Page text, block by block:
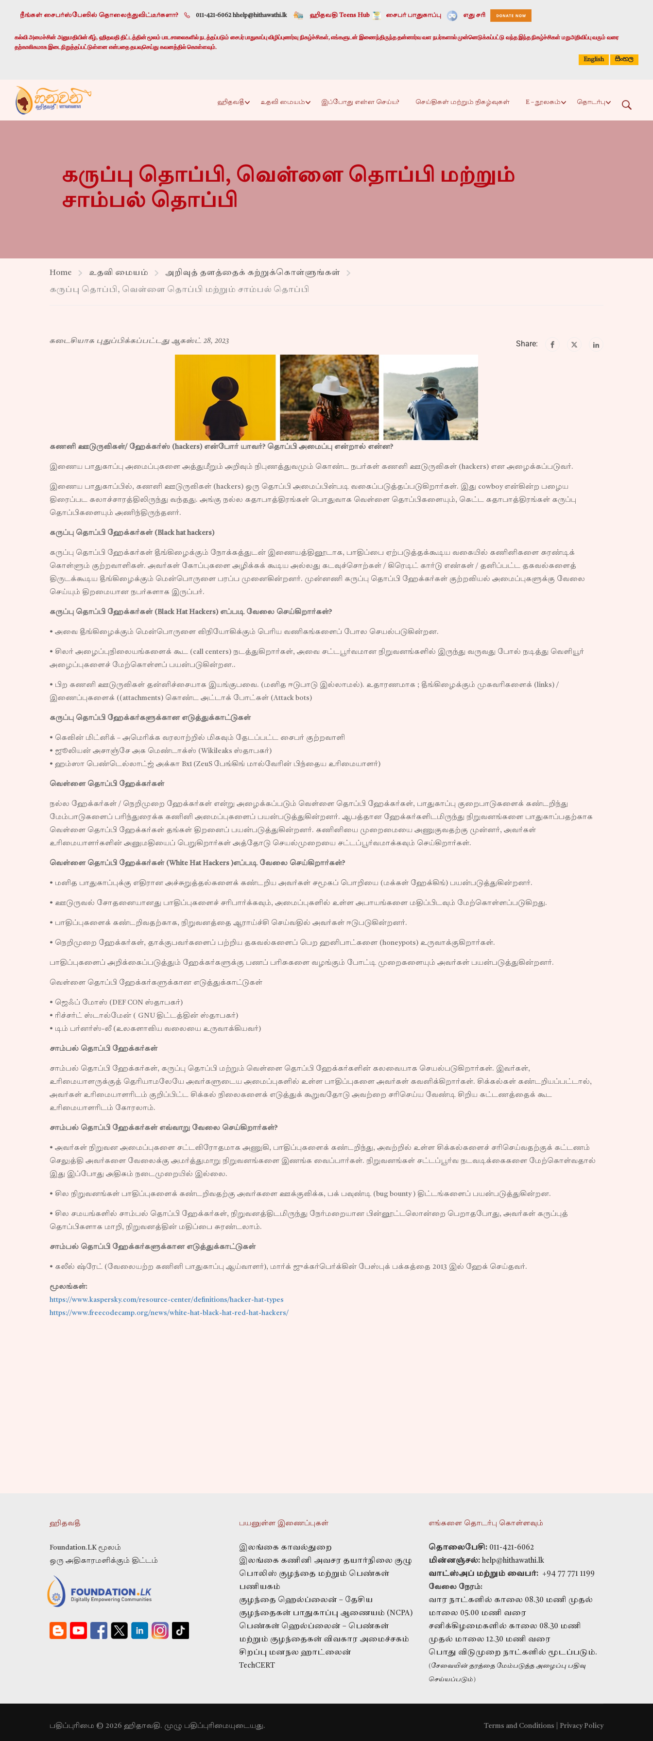
நீங்கள் சைபர்ஸ்பேஸில் தொலைந்துவிட்டீர்களா? 011-421-6062 hhelp@hithawathi.lk ஹிதவதி Teens Hub சைபர் பாதுகாப்பு எது சரி
கல்வி அமைச்சின் அனுமதியின் கீழ், ஹிதவதி திட்டத்தின் மூலம் பாடசாலைகளில் நடத்தப்படும் சைபர் பாதுகாப்பு விழிப்புணர்வு நிகழ்ச்சிகள், எங்களுடன் இணைந்திருந்த தன்னார்வ வள நபர்களால் முன்னெடுக்கப்பட்டு வந்த இந்த நிகழ்ச்சிகள் மறுஅறிவிப்பு வரும் வரை
தற்காலிகமாக இடைநிறுத்தப்பட்டுள்ளன என்பதை தயவுசெய்து கவனத்தில் கொள்ளவும்.
English සිංහල
ஹிதவதீ உதவி மையம் இப்போது என்ன செய்ய? செய்திகள் மற்றும் நிகழ்வுகள் E – நூலகம் தொடர்பு
கருப்பு தொப்பி, வெள்ளை தொப்பி மற்றும்
சாம்பல் தொப்பி
Home உதவி மையம் அறிவுத் தளத்தைக் கற்றுக்கொள்ளுங்கள்
கருப்பு தொப்பி, வெள்ளை தொப்பி மற்றும் சாம்பல் தொப்பி
Share:
கடைசியாக புதுப்பிக்கப்பட்டது ஆகஸ்ட் 28, 2023
கணனி ஊடுருவிகள்/ ஹேக்கர்ஸ் (hackers) என்போர் யாவர்? தொப்பி அமைப்பு என்றால் என்ன?
இணைய பாதுகாப்பு அமைப்புகளை அத்துமீறும் அறிவும் நிபுணத்துவமும் கொண்ட நபர்கள் கணனி ஊடுருவிகள் (hackers) என அழைக்கப்படுவர்.
இணைய பாதுகாப்பில், கணனி ஊடுருவிகள் (hackers) ஒரு தொப்பி அமைப்பின்படி வகைப்படுத்தப்படுகிறார்கள். இது cowboy என்கின்ற பழைய
திரைப்பட கலாச்சாரத்திலிருந்து வந்தது. அங்கு நல்ல கதாபாத்திரங்கள் பொதுவாக வெள்ளை தொப்பிகளையும், கெட்ட கதாபாத்திரங்கள் கருப்பு
தொப்பிகளையும் அணிந்திருந்தனர்.
கருப்பு தொப்பி ஹேக்கர்கள் (Black hat hackers)
கருப்பு தொப்பி ஹேக்கர்கள் தீங்கிழைக்கும் நோக்கத்துடன் இணையத்தினூடாக, பாதிப்பை ஏற்படுத்தக்கூடிய வகையில் கணினிகளை சுரண்டிக்
கொள்ளும் குற்றவாளிகள். அவர்கள் கோப்புகளை அழிக்கக் கூடிய அல்லது கடவுச்சொற்கள் / கிரெடிட் கார்டு எண்கள் / தனிப்பட்ட தகவல்களைத்
திருடக்கூடிய தீங்கிழைக்கும் மென்பொருளை பரப்ப முனைகின்றனர். முன்னணி கருப்பு தொப்பி ஹேக்கர்கள் குற்றவியல் அமைப்புகளுக்கு வேலை
செய்யும் திறமையான நபர்களாக இருப்பர்.
கருப்பு தொப்பி ஹேக்கர்கள் (Black Hat Hackers) எப்படி வேலை செய்கிறார்கள்?
• அவை தீங்கிழைக்கும் மென்பொருளை விநியோகிக்கும் பெரிய வணிகங்களைப் போல செயல்படுகின்றன.
• சிலர் அழைப்புநிலையங்களைக் கூட (call centers) நடத்துகிறார்கள், அவை சட்டபூர்வமான நிறுவனங்களில் இருந்து வருவது போல் நடித்து வெளியூர்
அழைப்புகளைச் மேற்கொள்ளப் பயன்படுகின்றன..
• பிற கணனி ஊடுருவிகள் தன்னிச்சையாக இயங்குபவை. (மனித ஈடுபாடு இல்லாமல்). உதாரணமாக ; தீங்கிழைக்கும் முகவரிகளைக் (links) /
இணைப்புகளைக் ((attachments) கொண்ட அட்டாக் போட்கள் (Attack bots)
கருப்பு தொப்பி ஹேக்கர்களுக்கான எடுத்துக்காட்டுகள்
• கெவின் மிட்னிக் – அமெரிக்க வரலாற்றில் மிகவும் தேடப்பட்ட சைபர் குற்றவாளி
• ஜூலியன் அசாஞ்சே அக மெண்டாக்ஸ் (Wikileaks ஸ்தாபகர்)
• ஹம்ஸா பெண்டெல்லாட்ஜ் அக்கா Bx1 (ZeuS பேங்கிங் மால்வேரின் பிந்தைய உரிமையாளர்)
வெள்ளை தொப்பி ஹேக்கர்கள்
நல்ல ஹேக்கர்கள் / நெறிமுறை ஹேக்கர்கள் என்று அழைக்கப்படும் வெள்ளை தொப்பி ஹேக்கர்கள், பாதுகாப்பு குறைபாடுகளைக் கண்டறிந்து
மேம்பாடுகளைப் பரிந்துரைக்க கணினி அமைப்புகளைப் பயன்படுத்துகின்றனர். ஆபத்தான ஹேக்கர்களிடமிருந்து நிறுவனங்களை பாதுகாப்பதற்காக
வெள்ளை தொப்பி ஹேக்கர்கள் தங்கள் திறனைப் பயன்படுத்துகின்றனர். கணினியை முறைமையை அணுகுவதற்கு முன்னர், அவர்கள்
உரிமையாளர்களின் அனுமதியைப் பெறுகிறார்கள் அத்தோடு செயல்முறையை சட்டப்பூர்வமாக்கவும் செய்கிறார்கள்.
வெள்ளை தொப்பி ஹேக்கர்கள் (White Hat Hackers )எப்படி வேலை செய்கிறார்கள்?
• மனித பாதுகாப்புக்கு எதிரான அச்சுறுத்தல்களைக் கண்டறிய அவர்கள் சமூகப் பொறியை (மக்கள் ஹேக்கிங்) பயன்படுத்துகின்றனர்.
• ஊடுருவல் சோதனையானது பாதிப்புகளைச் சரிபார்க்கவும், அமைப்புகளில் உள்ள அபாயங்களை மதிப்பிடவும் மேற்கொள்ளப்படுகிறது.
• பாதிப்புகளைக் கண்டறிவதற்காக, நிறுவனத்தை ஆராய்ச்சி செய்வதில் அவர்கள் ஈடுபடுகின்றனர்.
• நெறிமுறை ஹேக்கர்கள், தாக்குபவர்களைப் பற்றிய தகவல்களைப் பெற ஹனிபாட்களை (honeypots) உருவாக்குகிறார்கள்.
பாதிப்புகளைப் அறிக்கைப்படுத்தும் ஹேக்கர்களுக்கு பணப் பரிசுகளை வழங்கும் போட்டி முறைகளையும் அவர்கள் பயன்படுத்துகின்றனர்.
வெள்ளை தொப்பி ஹேக்கர்களுக்கான எடுத்துக்காட்டுகள்
• ஜெஃப் மோஸ் (DEF CON ஸ்தாபகர்)
• ரிச்சர்ட் ஸ்டால்மேன் ( GNU திட்டத்தின் ஸ்தாபகர்)
• டிம் பர்னர்ஸ்-லீ (உலகளாவிய வலையை உருவாக்கியவர்)
சாம்பல் தொப்பி ஹேக்கர்கள்
சாம்பல் தொப்பி ஹேக்கர்கள், கருப்பு தொப்பி மற்றும் வெள்ளை தொப்பி ஹேக்கர்களின் கலவையாக செயல்படுகிறார்கள். இவர்கள்,
உரிமையாளருக்குத் தெரியாமலேயே அவர்களுடைய அமைப்புகளில் உள்ள பாதிப்புகளை அவர்கள் கவனிக்கிறார்கள். சிக்கல்கள் கண்டறியப்பட்டால்,
அவர்கள் உரிமையாளரிடம் குறிப்பிட்ட சிக்கல் நிலைகளைக் எடுத்துக் கூறுவதோடு அவற்றை சரிசெய்ய வேண்டி சிறிய கட்டணத்தைக் கூட
உரிமையாளரிடம் கோரலாம்.
சாம்பல் தொப்பி ஹேக்கர்கள் எவ்வாறு வேலை செய்கிறார்கள்?
• அவர்கள் நிறுவன அமைப்புகளை சட்டவிரோதமாக அணுகி, பாதிப்புகளைக் கண்டறிந்து, அவற்றில் உள்ள சிக்கல்களைச் சரிசெய்வதற்குக் கட்டணம்
செலுத்தி அவர்களை வேலைக்கு அமர்த்துமாறு நிறுவனங்களை இணங்க வைப்பார்கள். நிறுவனங்கள் சட்டப்பூர்வ நடவடிக்கைகளை மேற்கொள்வதால்
இது இப்போது அதிகம் நடைமுறையில் இல்லை.
• சில நிறுவனங்கள் பாதிப்புகளைக் கண்டறிவதற்கு அவர்களை ஊக்குவிக்க, பக் பவுண்டி (bug bounty ) திட்டங்களைப் பயன்படுத்துகின்றன.
• சில சமயங்களில் சாம்பல் தொப்பி ஹேக்கர்கள், நிறுவனத்திடமிருந்து நேர்மறையான பின்னூட்டலொன்றை பெறாதபோது, அவர்கள் கருப்புத்
தொப்பிகளாக மாறி, நிறுவனத்தின் மதிப்பை சுரண்டலாம்.
சாம்பல் தொப்பி ஹேக்கர்களுக்கான எடுத்துக்காட்டுகள்
• கலீல் ஷ்ரேட் (வேலையற்ற கணினி பாதுகாப்பு ஆய்வாளர்), மார்க் ஜுக்கர்பெர்க்கின் பேஸ்புக் பக்கத்தை 2013 இல் ஹேக் செய்தவர்.
மூலங்கள்:
https://www.kaspersky.com/resource-center/definitions/hacker-hat-types
https://www.freecodecamp.org/news/white-hat-black-hat-red-hat-hackers/
ஹிதவதீ
Foundation.LK மூலம்
ஒரு அதிகாரமளிக்கும் திட்டம்
பயனுள்ள இணைப்புகள்
இலங்கை காவல்துறை
இலங்கை கணினி அவசர தயார்நிலை குழு
பொலிஸ் குழந்தை மற்றும் பெண்கள்
பணியகம்
குழந்தை ஹெல்ப்லைன் – தேசிய
குழந்தைகள் பாதுகாப்பு ஆணையம் (NCPA)
பெண்கள் ஹெல்ப்லைன் – பெண்கள்
மற்றும் குழந்தைகள் விவகார அமைச்சகம்
சிறப்பு மனநல ஹாட்லைன்
TechCERT
எங்களை தொடர்பு கொள்ளவும்
தொலைபேசி: 011-421-6062
மின்னஞ்சல்: help@hithawathi.lk
வாட்ஸ்அப் மற்றும் வைபர்: +94 77 771 1199
வேலை நேரம்:
வார நாட்களில் காலை 08.30 மணி முதல்
மாலை 05.00 மணி வரை
சனிக்கிழமைகளில் காலை 08.30 மணி
முதல் மாலை 12.30 மணி வரை
பொது விடுமுறை நாட்களில் மூடப்படும்.
(சேவையின் தரத்தை மேம்படுத்த அழைப்பு பதிவு
செய்யப்படும்)
பதிப்புரிமை © 2026 ஹிதாவதி. முழு பதிப்புரிமையுடையது. Terms and Conditions Privacy Policy
கூட்டாளராக